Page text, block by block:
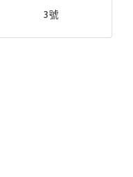
3號